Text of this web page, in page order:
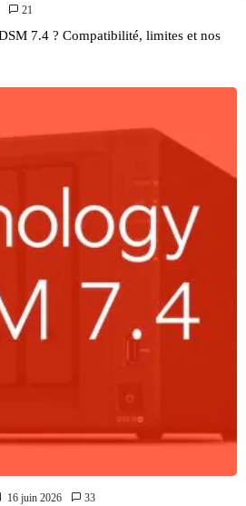
21
7.4 ? Compatibilité, limites et nos
16 juin 2026 33